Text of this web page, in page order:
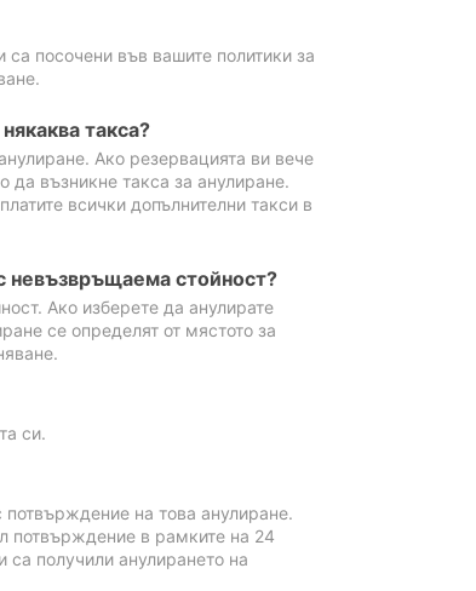
посочени във вашите политики за
такса?
Ако резервацията ви вече
възникне такса за анулиране.
всички допълнителни такси в
невъзвръщаема стойност?
Ако изберете да анулирате
се определят от мястото за
си.
на това анулиране.
потвърждение в рамките на 24
получили анулирането на